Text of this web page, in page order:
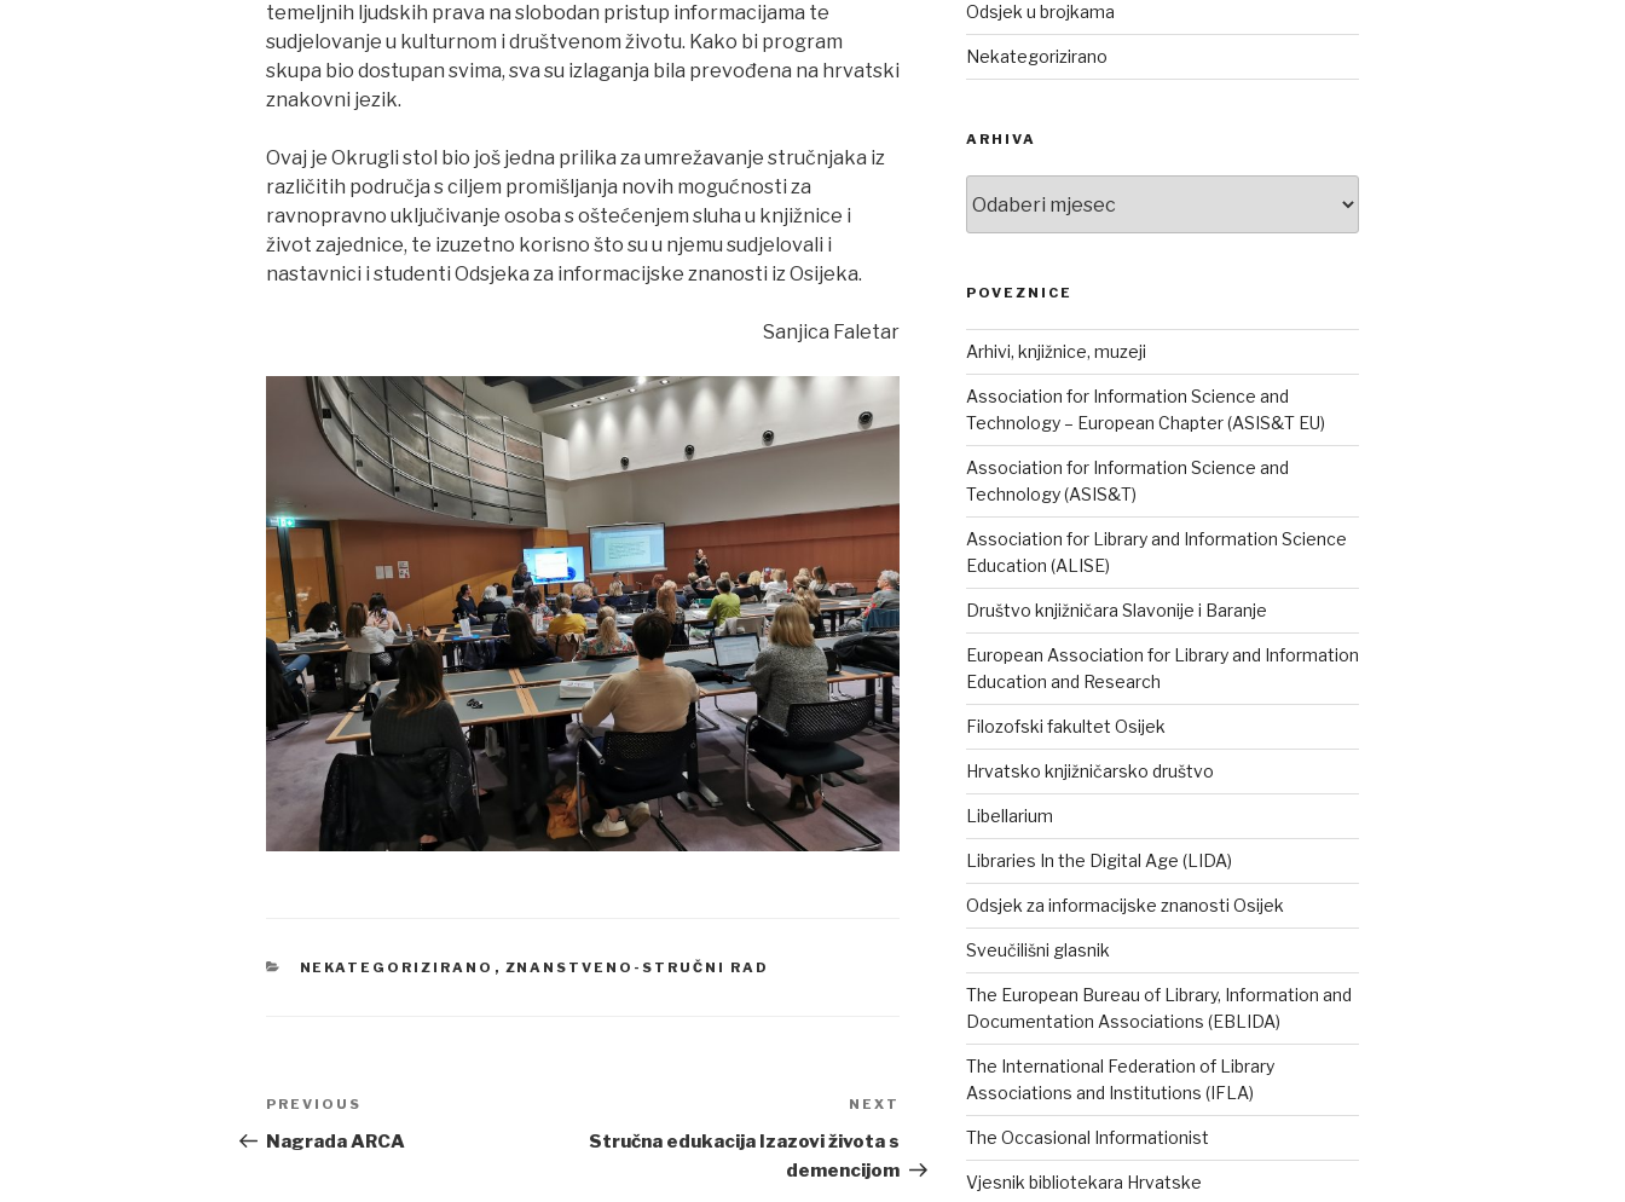
temeljnih ljudskih prava na slobodan pristup informacijama te
sudjelovanje u kulturnom i društvenom životu. Kako bi program
skupa bio dostupan svima, sva su izlaganja bila prevođena na hrvatski
znakovni jezik.
Ovaj je Okrugli stol bio još jedna prilika za umrežavanje stručnjaka iz
različitih područja s ciljem promišljanja novih mogućnosti za
ravnopravno uključivanje osoba s oštećenjem sluha u knjižnice i
život zajednice, te izuzetno korisno što su u njemu sudjelovali i
nastavnici i studenti Odsjeka za informacijske znanosti iz Osijeka.
Sanjica Faletar
CATEGORIES
NEKATEGORIZIRANO , ZNANSTVENO-STRUČNI RAD
Post
navigation
Previous
Post
PREVIOUS
Nagrada ARCA
NEXT
Stručna edukacija Izazovi života s
demencijom
Odsjek u brojkama
Nekategorizirano
ARHIVA
POVEZNICE
Arhivi, knjižnice, muzeji
Association for Information Science and
Technology – European Chapter (ASIS&T EU)
Association for Information Science and
Technology (ASIS&T)
Association for Library and Information Science
Education (ALISE)
Društvo knjižničara Slavonije i Baranje
European Association for Library and Information
Education and Research
Filozofski fakultet Osijek
Hrvatsko knjižničarsko društvo
Libellarium
Libraries In the Digital Age (LIDA)
Odsjek za informacijske znanosti Osijek
Sveučilišni glasnik
The European Bureau of Library, Information and
Documentation Associations (EBLIDA)
The International Federation of Library
Associations and Institutions (IFLA)
The Occasional Informationist
Vjesnik bibliotekara Hrvatske